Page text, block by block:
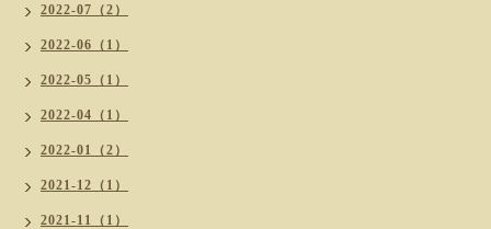
2022-07（2）
2022-06（1）
2022-05（1）
2022-04（1）
2022-01（2）
2021-12（1）
2021-11（1）